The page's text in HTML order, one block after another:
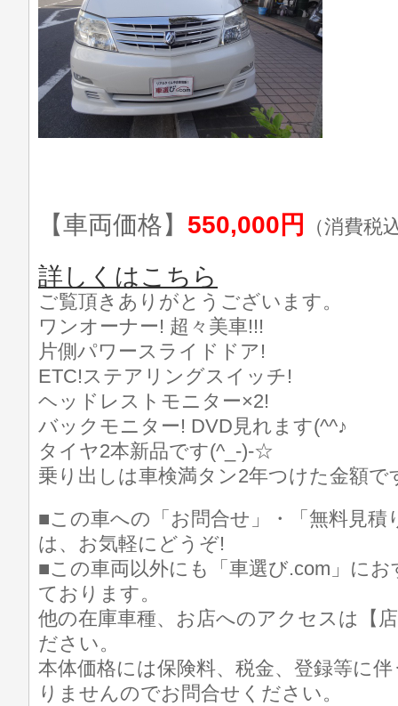
【車両価格】 550,000円 （消費税
詳しくはこちら
ご覧頂きありがとうございます。
ワンオーナー! 超々美車!!!
片側パワースライドドア!
ETC!ステアリングスイッチ!
ヘッドレストモニター×2!
バックモニター! DVD見れます(^^♪
タイヤ2本新品です(^_-)-☆
乗り出しは車検満タン2年つけた金額で
■この車への「お問合せ」・「無料見積
は、お気軽にどうぞ!
■この車両以外にも「車選び.com」に
ております。
他の在庫車種、お店へのアクセスは【
ださい。
本体価格には保険料、税金、登録等に
りませんのでお問合せください。